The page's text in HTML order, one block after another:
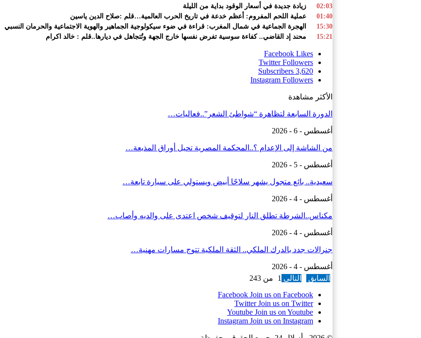
02:03
زيادة جديدة في أسعار الوقود بداية من الليلة
01:40
عملية اللحم المفروم: أعظم خدعة في تاريخ الحرب العالمية…قلم :صلاح الدين ياسين
15:30
الهجرة الجماعية في شمال المغرب: قراءة في ضوء سيكولوجية الجماهير والهوية الاجتماعية والحرمان النسبي
15:21
محند إد القاضي.. كفاءة سوسية تفرض نفسها خارج الجهة وتُتجاهل في ديارها..قلم : خالد اكرام
Facebook Likes
Twitter Followers
3,620
Subscribers
Instagram Followers
الأكثر مشاهدة
الدورة السابعة لتظاهرة “شواطئ الشعر”..فعاليات…
أغسطس - 6 - 2026
من الشاشة إلى الإعدام ؟..المحكمة المصرية تحيل أوراق المذيعة…
أغسطس - 5 - 2026
سعيدية.. بائع متجول يشهر سلاحًا أبيض ويستولي على سيارة تابعة…
أغسطس - 4 - 2026
مكناس..الشرطة تطلق النار لتوقيف شخص اعتدى على والديه وأصاب…
أغسطس - 4 - 2026
جنرالات جدد بالدرك الملكي.. الثقة الملكية تتوج مسارات مهنية…
أغسطس - 4 - 2026
السابق
التالي 1 من 243
Facebook Join us on Facebook
Twitter Join us on Twitter
Youtube Join us on Youtube
Instagram Join us on Instagram